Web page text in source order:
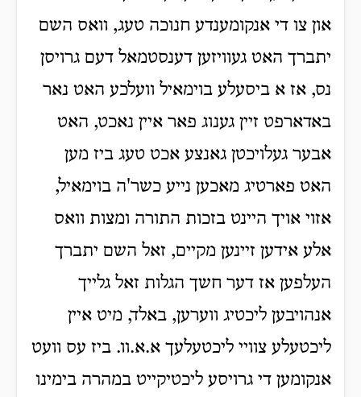
און צו די אנקומענדע חנוכה טעג, וואס השם
יתברך האט געוויזען דענסטמאל דעם גרויסן
נס, אז א ביסעלע בוימאיל וועלכע האט נאר
באדארפט זיין גענוג פאר איין נאכט, האט
אבער געלויכטן גאנצע אכט טעג ביז מען
האט פארטיג מאכען נייע כשר'ה בוימאיל,
אזוי אויך היינט בזכות התורה ומצות וואס
אלע אידען זיינען מקיים, זאל השם יתברך
העלפען אז דער חשך הגלות זאל גלייך
אנהויבען ליכטיג ווערען, באלד, מיט איין
ליכטעלע צוויי ליכטעלעך א.א.וו. ביז עס וועט
אנקומען די גרויסע ליכטיקייט במהרה בימינו